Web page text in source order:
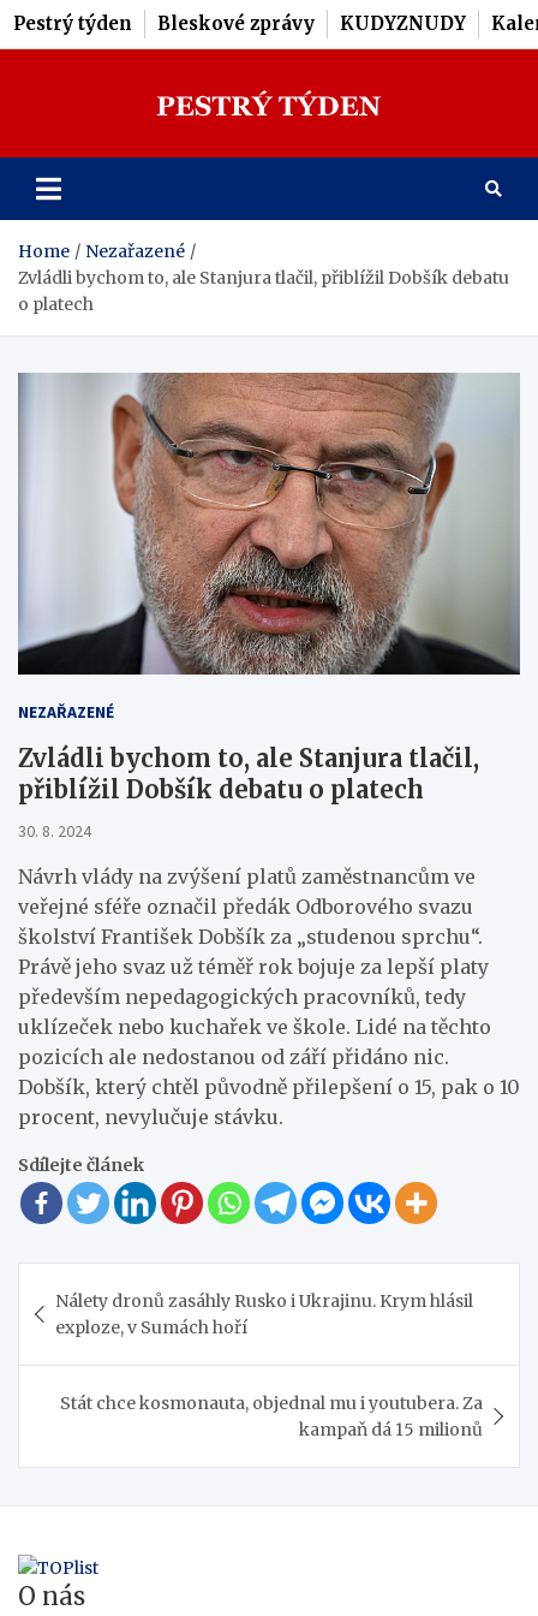
Pestrý týden Bleskové zprávy KUDYZNUDY
Pestrý Týden
Home
Nezařazené
Zvládli bychom to, ale Stanjura tlačil, přiblížil Dobšík debatu
o platech
NEZAŘAZENÉ
Zvládli bychom to, ale Stanjura tlačil,
přiblížil Dobšík debatu o platech
30. 8. 2024
Návrh vlády na zvýšení platů zaměstnancům ve
veřejné sféře označil předák Odborového svazu
školství František Dobšík za „studenou sprchu“.
Právě jeho svaz už téměř rok bojuje za lepší platy
především nepedagogických pracovníků, tedy
uklízeček nebo kuchařek ve škole. Lidé na těchto
pozicích ale nedostanou od září přidáno nic.
Dobšík, který chtěl původně přilepšení o 15, pak o 10
procent, nevylučuje stávku.
Sdílejte článek
pro
příspěvek
Nálety dronů zasáhly Rusko i Ukrajinu. Krym hlásil
exploze, v Sumách hoří
Stát chce kosmonauta, objednal mu i youtubera. Za
kampaň dá 15 milionů
O nás